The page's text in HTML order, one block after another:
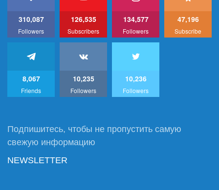
310,087
Followers
126,535
Subscribers
134,577
Followers
47,196
Subscribe
8,067
Friends
10,235
Followers
10,236
Followers
Подпишитесь, чтобы не пропустить самую
свежую информацию
NEWSLETTER